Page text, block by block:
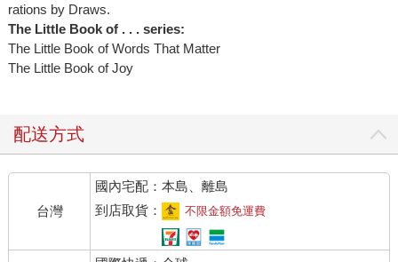
rations by Draws.
The Little Book of . . . series:
The Little Book of Words That Matter
The Little Book of Joy
配送方式
台灣
國內宅配：本島、離島
到店取貨：
不限金額免運費